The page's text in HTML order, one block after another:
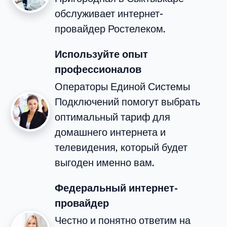
обслуживает интернет-
провайдер Ростелеком.
Используйте опыт
профессионалов
Операторы Единой Системы
Подключений помогут выбрать
оптимальный тариф для
домашнего интернета и
телевидения, который будет
выгоден именно вам.
Федеральный интернет-
провайдер
Честно и понятно ответим на